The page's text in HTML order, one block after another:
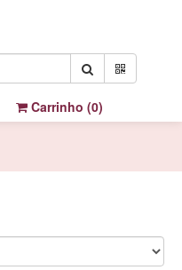
Carrinho (0)